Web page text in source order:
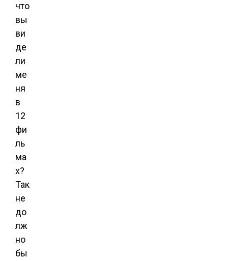
что
вы
ви
де
ли
ме
ня
в
12
фи
ль
ма
х?
Так
не
до
лж
но
бы